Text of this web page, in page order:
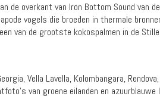
de overkant van Iron Bottom Sound
vogels die broeden in thermale
van de grootste kokospalmen in de
Vella Lavella, Kolombangara,
van groene eilanden en